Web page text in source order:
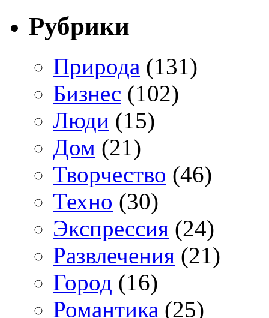
Рубрики
Природа (131)
Бизнес (102)
Люди (15)
Дом (21)
Творчество (46)
Техно (30)
Экспрессия (24)
Развлечения (21)
Город (16)
Романтика (25)